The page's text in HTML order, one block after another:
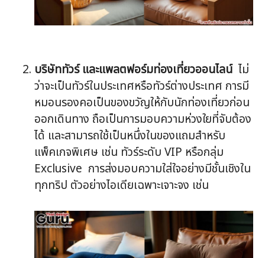
บริษัททัวร์ และแพลตฟอร์มท่องเที่ยวออนไลน์ไม่
ว่าจะเป็นทัวร์ในประเทศหรือทัวร์ต่างประเทศ การมี
หมอนรองคอเป็นของขวัญให้กับนักท่องเที่ยวก่อน
ออกเดินทาง ถือเป็นการมอบความห่วงใยที่จับต้อง
ได้ และสามารถใช้เป็นหนึ่งในของแถมสำหรับ
แพ็คเกจพิเศษ เช่น ทัวร์ระดับ VIP หรือกลุ่ม
Exclusive การส่งมอบความใส่ใจอย่างมีชั้นเชิงใน
ทุกทริป ตัวอย่างไอเดียเฉพาะเจาะจง เช่น